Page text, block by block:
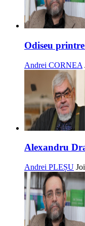
Odiseu
Andrei CORNEA
Alexandru
Andrei PLEȘU